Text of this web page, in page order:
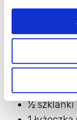
3 jajka,
½ szklanki